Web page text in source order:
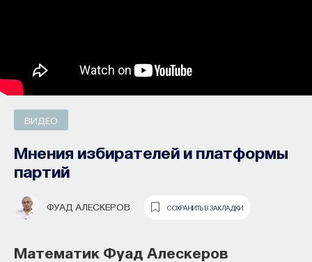
ВИДЕО
Мнения избирателей и платформы
партий
ФУАД АЛЕСКЕРОВ СОХРАНИТЬ В ЗАКЛАДКИ
Математик Фуад Алескеров